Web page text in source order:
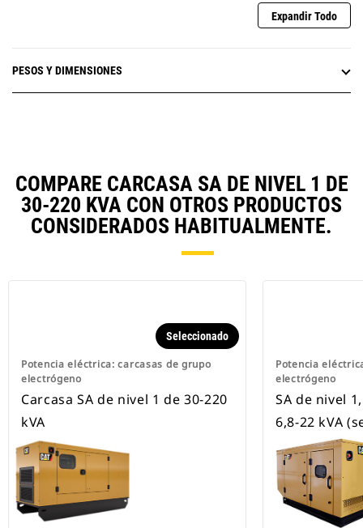
Expandir Todo
PESOS Y DIMENSIONES
COMPARE CARCASA SA DE NIVEL 1 DE
30-220 KVA CON OTROS PRODUCTOS
CONSIDERADOS HABITUALMENTE.
Potencia eléctrica: carcasas de grupo
electrógeno
Seleccionado
Carcasa SA de nivel 1 de 30-220
kVA
Potencia
electrógeno
SA de nivel
6,8-22 kVA